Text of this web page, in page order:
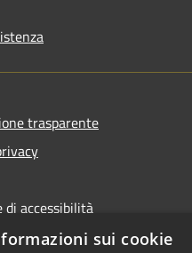
trasparente
di accessibilità
sui cookie